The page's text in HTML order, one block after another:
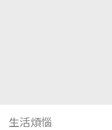
生活煩惱